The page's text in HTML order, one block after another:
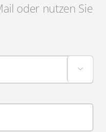
oder nutzen Sie
